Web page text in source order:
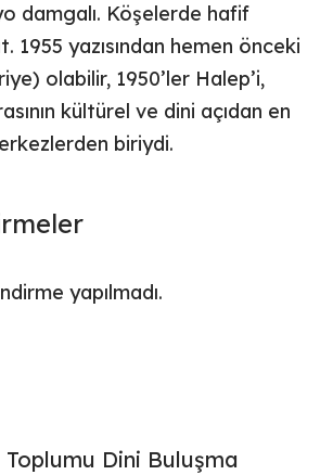
damgalı. Köşelerde hafif
1955 yazısından hemen önceki
olabilir, 1950’ler Halep’i,
kültürel ve dini açıdan en
biriydi.
yapılmadı.
Toplumu Dini Buluşma